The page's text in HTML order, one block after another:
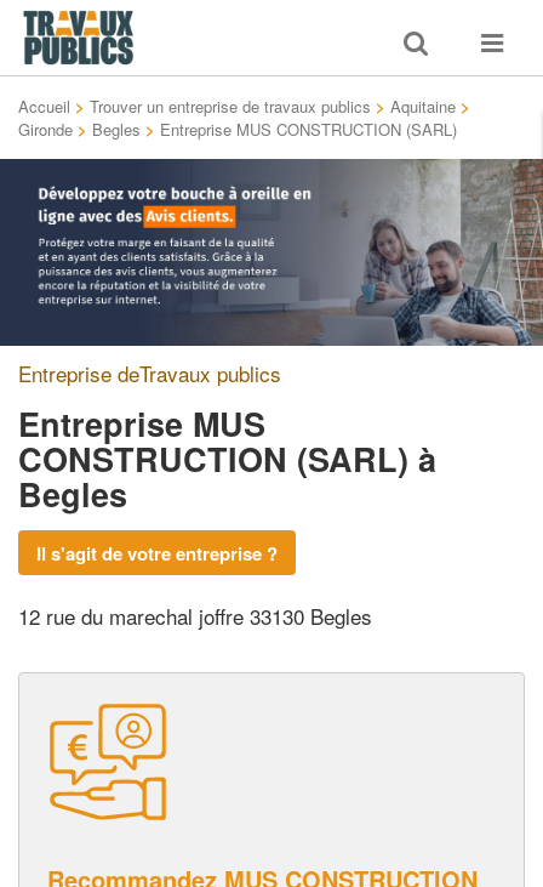
Toggle
search
Toggle
Accueil > Trouver un entreprise de travaux publics > Aquitaine >
Gironde > Begles > Entreprise MUS CONSTRUCTION (SARL)
Entreprise deTravaux publics
Entreprise MUS
CONSTRUCTION (SARL) à
Begles
Il s'agit de votre entreprise ?
12 rue du marechal joffre 33130 Begles
Recommandez MUS CONSTRUCTION